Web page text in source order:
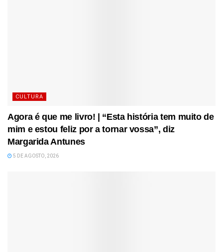
CULTURA
Agora é que me livro! | “Esta história tem muito de
mim e estou feliz por a tornar vossa”, diz
Margarida Antunes
5 DE AGOSTO, 2026